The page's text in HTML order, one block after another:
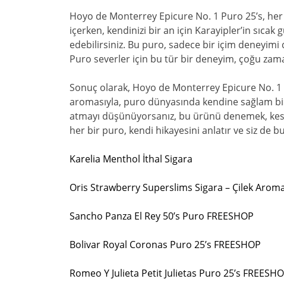
Hoyo de Monterrey Epicure No. 1 Puro 25’s,
içerken, kendinizi bir an için Karayipler’in
edebilirsiniz. Bu puro, sadece bir içim deneyimi
Puro severler için bu tür bir deneyim, çoğu
Sonuç olarak, Hoyo de Monterrey Epicure No. 1
aromasıyla, puro dünyasında kendine sağlam
atmayı düşünüyorsanız, bu ürünü denemek,
her bir puro, kendi hikayesini anlatır ve siz de
Karelia Menthol İthal Sigara
Oris Strawberry Superslims Sigara – Çilek
Sancho Panza El Rey 50’s Puro FREESHOP
Bolivar Royal Coronas Puro 25’s FREESHOP
Romeo Y Julieta Petit Julietas Puro 25’s